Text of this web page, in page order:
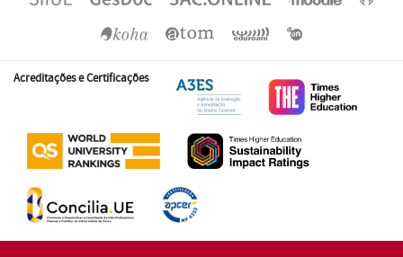
Acreditações e Certificações